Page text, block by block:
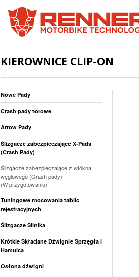
KIEROWNICE CLIP-ON
Nowe Pady
Crash pady torowe
Arrow Pady
Ślizgacze zabezpieczające X-Pads
(Crash Pady)
Ślizgacze zabezpieczające z włókna
węglowego (Crash pady)
(W przygotowaniu)
Tuningowe mocowania tablic
rejestracyjnych
Ślizgacze Silnika
Krótkie Składane Dźwignie Sprzęgła i
Hamulca
Osłona dźwigni